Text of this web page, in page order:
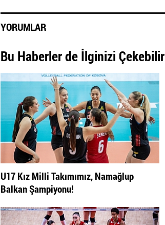
YORUMLAR
Bu Haberler de İlginizi Çekebilir
U17 Kız Milli Takımımız, Namağlup
Balkan Şampiyonu!